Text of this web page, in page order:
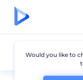
Yiyecek ve
Would you like to